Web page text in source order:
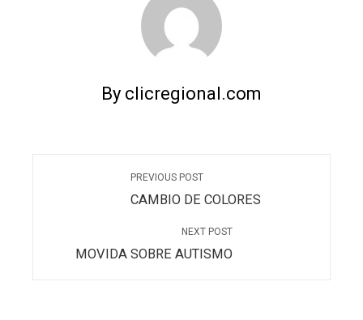
By clicregional.com
PREVIOUS POST
CAMBIO DE COLORES
NEXT POST
MOVIDA SOBRE AUTISMO